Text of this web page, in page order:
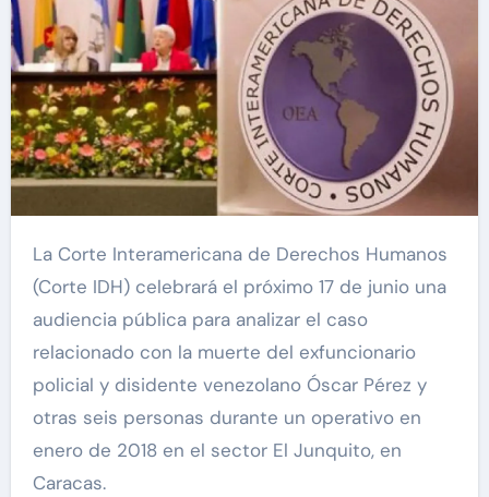
La Corte Interamericana de Derechos Humanos
(Corte IDH) celebrará el próximo 17 de junio una
audiencia pública para analizar el caso
relacionado con la muerte del exfuncionario
policial y disidente venezolano Óscar Pérez y
otras seis personas durante un operativo en
enero de 2018 en el sector El Junquito, en
Caracas.